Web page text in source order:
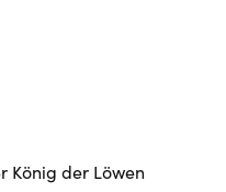
König der Löwen